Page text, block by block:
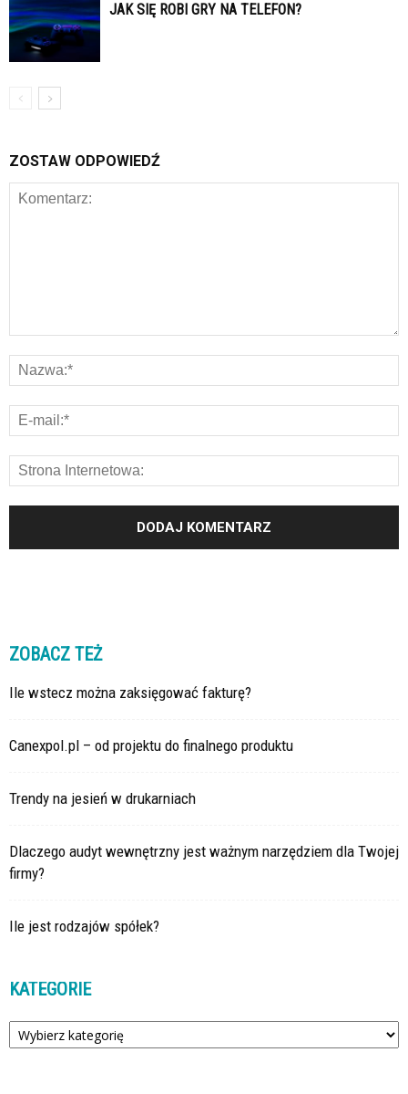
JAK SIĘ ROBI GRY NA TELEFON?
ZOSTAW ODPOWIEDŹ
ZOBACZ TEŻ
Ile wstecz można zaksięgować fakturę?
Canexpol.pl – od projektu do finalnego produktu
Trendy na jesień w drukarniach
Dlaczego audyt wewnętrzny jest ważnym narzędziem dla Twojej
firmy?
Ile jest rodzajów spółek?
KATEGORIE
Kategorie